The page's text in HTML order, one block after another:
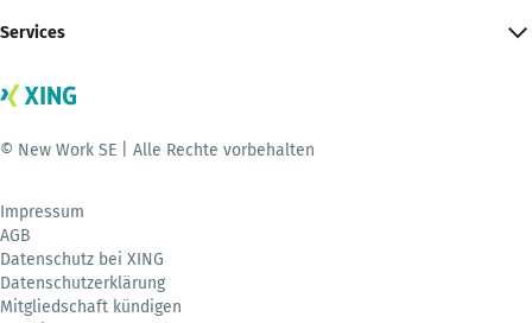
Services
© New Work SE | Alle Rechte vorbehalten
Impressum
AGB
Datenschutz bei XING
Datenschutzerklärung
Mitgliedschaft kündigen